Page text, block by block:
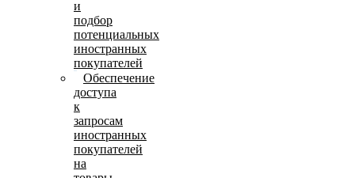
и
подбор
потенциальных
иностранных
покупателей
Обеспечение
доступа
к
запросам
иностранных
покупателей
на